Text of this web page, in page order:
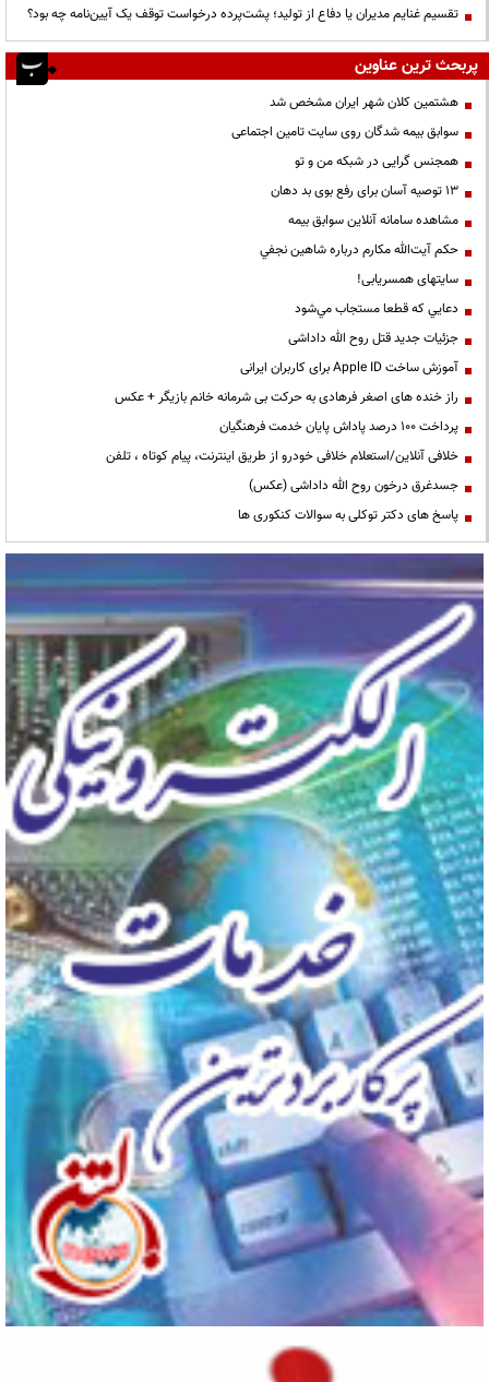
تقسیم غنایم مدیران یا دفاع از تولید؛ پشت‌پرده درخواست توقف یک آیین‌نامه چه بود؟
پربحث ترین عناوین
هشتمین کلان شهر ایران مشخص شد
سوابق بیمه شدگان روی سایت تامین اجتماعی
همجنس گرایی در شبکه من و تو
13 توصیه آسان برای رفع بوی بد دهان
مشاهده سامانه آنلاين سوابق بیمه
حكم آيت‌الله مكارم درباره شاهين نجفي
سایتهای همسریابی!
دعايي كه قطعا مستجاب مي‌شود
جزئیات جدید قتل روح الله داداشی
آموزش ساخت Apple ID برای کاربران ایرانی
راز خنده های اصغر فرهادی به حرکت بی شرمانه خانم بازیگر + عکس
پرداخت ۱۰۰ درصد پاداش پایان خدمت فرهنگیان
خلافی آنلاین/استعلام خلافی خودرو از طریق اینترنت، پیام کوتاه ، تلفن
جسدغرق درخون روح الله داداشی (عکس)
پاسخ های دکتر توکلی به سوالات کنکوری ها